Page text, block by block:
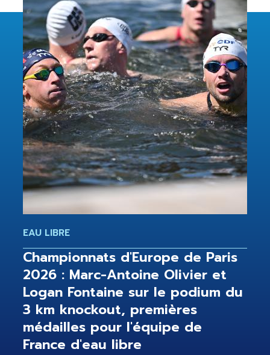
EAU LIBRE
Championnats d'Europe de Paris
2026 : Marc-Antoine Olivier et
Logan Fontaine sur le podium du
3 km knockout, premières
médailles pour l'équipe de
France d'eau libre